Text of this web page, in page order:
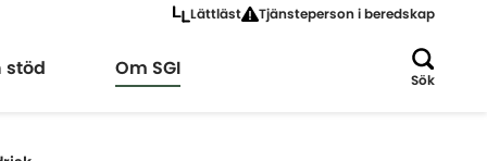
Lättläst Tjänsteperson i beredskap
stöd Expandera
Om SGI
Sök